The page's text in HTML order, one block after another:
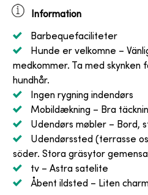
Information
Barbequefaciliteter
Hunde er velkomne –
medkommer. Ta med skynken
hundhår.
Ingen rygning indendørs
Mobildækning – Bra
Udendørs møbler – Bord,
Udendørssted (terrasse
söder. Stora gräsytor
tv – Astra satelite
Åbent ildsted – Liten